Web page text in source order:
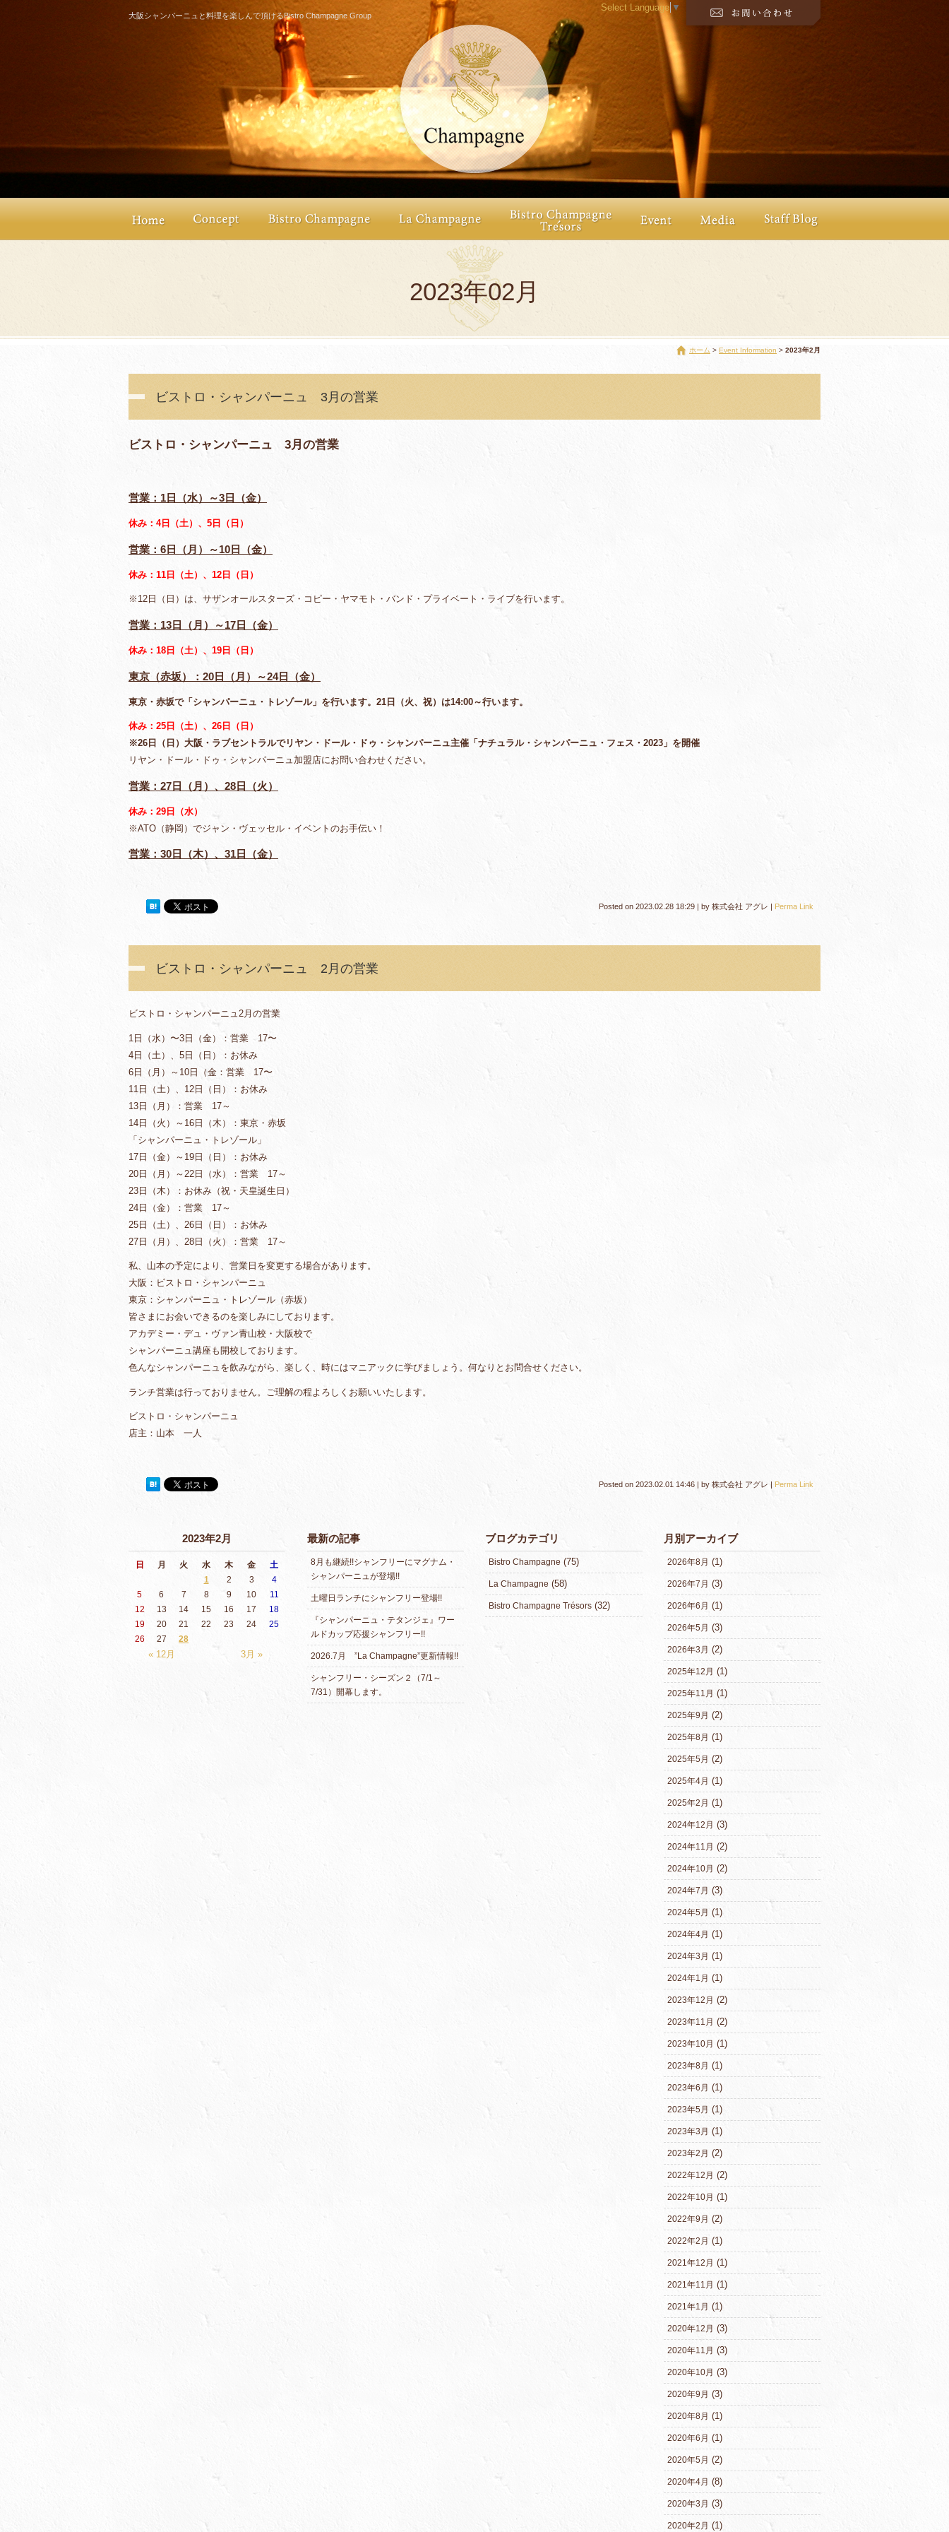
大阪シャンパーニュと料理を楽しんで頂けるBistro Champagne Group
Select Language ▼
2023年02月
ホーム Event Information 2023年2月
ビストロ・シャンパーニュ 3月の営業
ビストロ・シャンパーニュ 3月の営業
営業：1日（水）～3日（金）
休み：4日（土）、5日（日）
営業：6日（月）～10日（金）
休み：11日（土）、12日（日）
※12日（日）は、サザンオールスターズ・コピー・ヤマモト・バンド・プライベート・ライブを行います。
営業：13日（月）～17日（金）
休み：18日（土）、19日（日）
東京（赤坂）：20日（月）～24日（金）
東京・赤坂で「シャンパーニュ・トレゾール」を行います。21日（火、祝）は14:00～行います。
休み：25日（土）、26日（日）
※26日（日）大阪・ラブセントラルでリヤン・ドール・ドゥ・シャンパーニュ主催「ナチュラル・シャンパーニュ・フェス・2023」を開催
リヤン・ドール・ドゥ・シャンパーニュ加盟店にお問い合わせください。
営業：27日（月）、28日（火）
休み：29日（水）
※ATO（静岡）でジャン・ヴェッセル・イベントのお手伝い！
営業：30日（木）、31日（金）
Posted on 2023.02.28 18:29 by 株式会社 アグレ Perma Link
ビストロ・シャンパーニュ 2月の営業
ビストロ・シャンパーニュ2月の営業
1日（水）〜3日（金）：営業 17〜
4日（土）、5日（日）：お休み
6日（月）～10日（金：営業 17〜
11日（土）、12日（日）：お休み
13日（月）：営業 17～
14日（火）～16日（木）：東京・赤坂
「シャンパーニュ・トレゾール」
17日（金）～19日（日）：お休み
20日（月）～22日（水）：営業 17～
23日（木）：お休み（祝・天皇誕生日）
24日（金）：営業 17～
25日（土）、26日（日）：お休み
27日（月）、28日（火）：営業 17～
私、山本の予定により、営業日を変更する場合があります。
大阪：ビストロ・シャンパーニュ
東京：シャンパーニュ・トレゾール（赤坂）
皆さまにお会いできるのを楽しみにしております。
アカデミー・デュ・ヴァン青山校・大阪校で
シャンパーニュ講座も開校しております。
色んなシャンパーニュを飲みながら、楽しく、時にはマニアックに学びましょう。何なりとお問合せください。
ランチ営業は行っておりません。ご理解の程よろしくお願いいたします。
ビストロ・シャンパーニュ
店主：山本 一人
Posted on 2023.02.01 14:46 | by 株式会社 アグレ | Perma Link
2023年2月
日 月 火 水 木 金 土
« 12月 3月 »
1 2 3
4
5
6 7 8 9 10
11
12
13 14 15 16 17
18
19
20 21 22 23 24
25
26
27 28
最新の記事
8月も継続!!シャンフリーにマグナム・
シャンパーニュが登場!!
土曜日ランチにシャンフリー登場!!
『シャンパーニュ・テタンジェ』ワー
ルドカップ応援シャンフリー!!
2026.7月 ”La Champagne”更新情報!!
シャンフリー・シーズン２（7/1～
7/31）開幕します。
ブログカテゴリ
Bistro Champagne (75)
La Champagne (58)
Bistro Champagne Trésors (32)
月別アーカイブ
2026年8月 (1)
2026年7月 (3)
2026年6月 (1)
2026年5月 (3)
2026年3月 (2)
2025年12月 (1)
2025年11月 (1)
2025年9月 (2)
2025年8月 (1)
2025年5月 (2)
2025年4月 (1)
2025年2月 (1)
2024年12月 (3)
2024年11月 (2)
2024年10月 (2)
2024年7月 (3)
2024年5月 (1)
2024年4月 (1)
2024年3月 (1)
2024年1月 (1)
2023年12月 (2)
2023年11月 (2)
2023年10月 (1)
2023年8月 (1)
2023年6月 (1)
2023年5月 (1)
2023年3月 (1)
2023年2月 (2)
2022年12月 (2)
2022年10月 (1)
2022年9月 (2)
2022年2月 (1)
2021年12月 (1)
2021年11月 (1)
2021年1月 (1)
2020年12月 (3)
2020年11月 (3)
2020年10月 (3)
2020年9月 (3)
2020年8月 (1)
2020年6月 (1)
2020年5月 (2)
2020年4月 (8)
2020年3月 (3)
2020年2月 (1)